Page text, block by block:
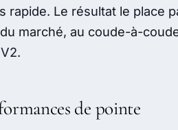
rapide. Le résultat le place
marché, au coude-à-
de pointe